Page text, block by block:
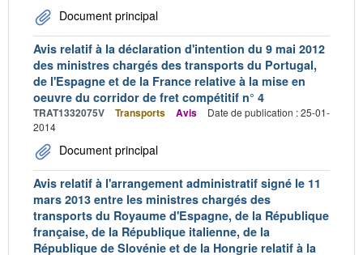
Document principal
Avis relatif à la déclaration d'intention du 9 mai 2012
des ministres chargés des transports du Portugal,
de l'Espagne et de la France relative à la mise en
oeuvre du corridor de fret compétitif n° 4
TRAT1332075V Transports Avis
Date de publication : 25-01-
2014
Document principal
Avis relatif à l'arrangement administratif signé le 11
mars 2013 entre les ministres chargés des
transports du Royaume d'Espagne, de la République
française, de la République italienne, de la
République de Slovénie et de la Hongrie relatif à la